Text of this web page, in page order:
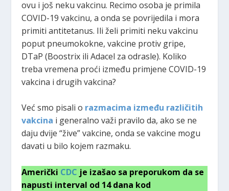
ovu i još neku vakcinu. Recimo osoba je primila
COVID-19 vakcinu, a onda se povrijedila i mora
primiti antitetanus. Ili želi primiti neku vakcinu
poput pneumokokne, vakcine protiv gripe,
DTaP (Boostrix ili Adacel za odrasle). Koliko
treba vremena proći između primjene COVID-19
vakcina i drugih vakcina?
Već smo pisali o razmacima između različitih
vakcina i generalno važi pravilo da, ako se ne
daju dvije “žive” vakcine, onda se vakcine mogu
davati u bilo kojem razmaku.
Američki CDC je izašao sa preporukom da se
napusti interval od 14 dana kod